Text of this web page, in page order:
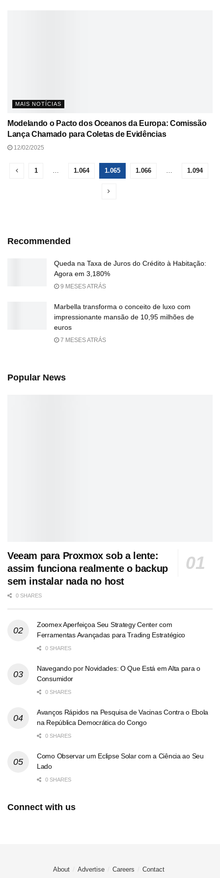
MAIS NOTÍCIAS
Modelando o Pacto dos Oceanos da Europa: Comissão
Lança Chamado para Coletas de Evidências
12/02/2025
1 … 1.064 1.065 1.066 … 1.094
Recommended
Queda na Taxa de Juros do Crédito à Habitação:
Agora em 3,180%
9 MESES ATRÁS
Marbella transforma o conceito de luxo com
impressionante mansão de 10,95 milhões de
euros
7 MESES ATRÁS
Popular News
Veeam para Proxmox sob a lente:
assim funciona realmente o backup
sem instalar nada no host
0 SHARES
Zoomex Aperfeiçoa Seu Strategy Center com
Ferramentas Avançadas para Trading Estratégico
0 SHARES
Navegando por Novidades: O Que Está em Alta para o
Consumidor
0 SHARES
Avanços Rápidos na Pesquisa de Vacinas Contra o Ebola
na República Democrática do Congo
0 SHARES
Como Observar um Eclipse Solar com a Ciência ao Seu
Lado
0 SHARES
Connect with us
About Advertise Careers Contact